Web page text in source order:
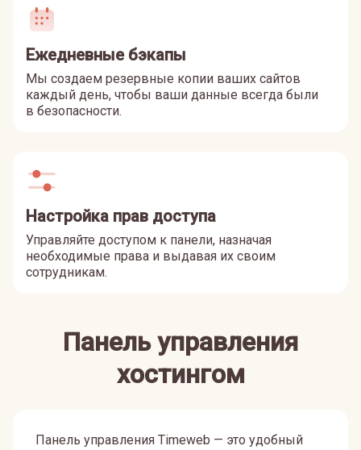
Ежедневные бэкапы
Мы создаем резервные копии ваших сайтов
каждый день, чтобы ваши данные всегда были
в безопасности.
Настройка прав доступа
Управляйте доступом к панели, назначая
необходимые права и выдавая их своим
сотрудникам.
Панель управления
хостингом
Панель управления Timeweb — это удобный